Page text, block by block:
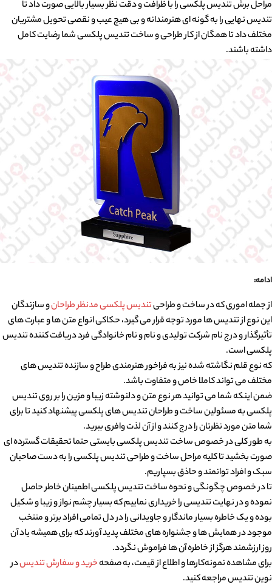
مراحل برش تندیس پلکسی را با ظرافت و دقت نظر بسیار بالایی صورت داد تا
تندیس نهایی را به گونه ای هنرمندانه و بی هیچ عیب و نقصی تحویل مشتریان
مختلف داد تا همگان از کار طراحی و ساخت تندیس پلکسی شما رضایت کامل
داشته باشند.
ادامه:
از جمله اموری که در ساخت و طراحیتندیس پلکسی مدنظر طراحانو سازندگان
این نوع از تندیس ها مورد توجه قرار می گیرد، حکاکی انواع متن ها و عبارت های
تأثیرگذار و درج نام شرکت تولیدی و نام و نام خانوادگی فرد دریافت کننده تندیس
پلکسی است.
که نوع قلم نگاشته شده نیز به فراخور هنرمندی طراح و سازنده تندیس های
مختلف می تواند کاملا خاص و متفاوت باشد.
ضمن اینکه شما می توانید هر نوع متن و دلنوشته زیبا و مزین را بر روی تندیس
پلکسی به مسئولین ساخت و طراحان تندیس های پلکسی پیشنهاد کنید تا برای
شما متن مورد نظرتان را درج کنند و از آن لذت وافری ببرید.
به طور کلی در خصوص ساخت تندیس پلکسی بایستی حتما تحقیقات گسترده ای
صورت بخشید تا کلیه مراحل ساخت و طراحی تندیس پلکسی را به دست صاحبان
سبک و افراد توانمند و حاذق بسپاریم.
تا در خصوص چگونگی و نحوه ساخت تندیس پلکسی اطمینان خاطر حاصل
نموده و در نهایت تندیسی را خریداری نماییم که بسیار چشم نواز و زیبا و شکیل
بوده و یک خاطره بسیار ماندگار و جاویدانی را در دل تمامی افراد برتر و منتخب
موجود در همایش ها و جشنواره های مختلف پدید آورند که برای همیشه یاد آن
روز ارزشمند هرگز از خاطره آن ها فراموش نگردد.
برای مشاهده نمونه‌کارها و اطلاع از قیمت، به صفحهخرید و سفارش تندیسدر
نوین تندیس مراجعه کنید.